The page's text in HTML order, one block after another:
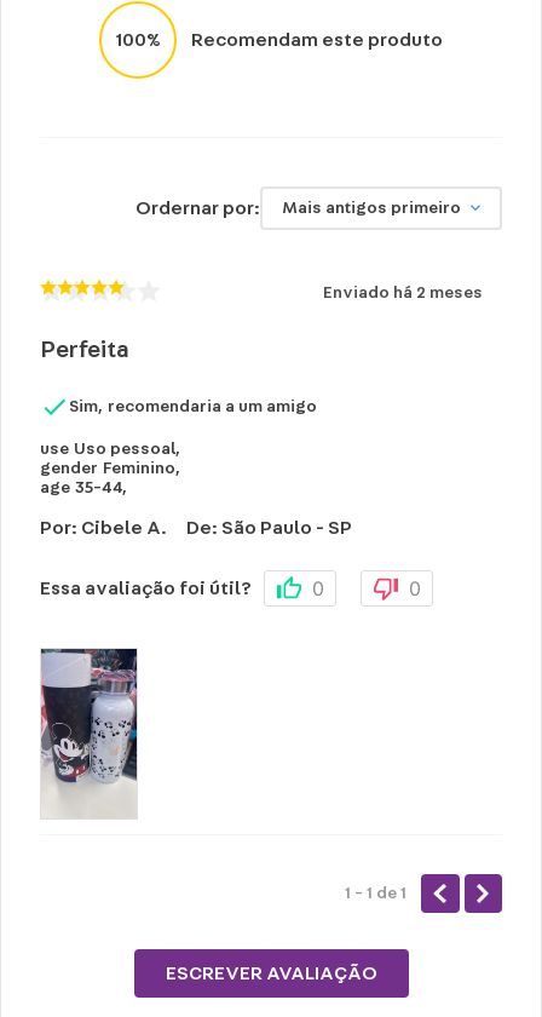
Lavar com água, esponja macia e sabão
neutro.
Não utilizar produtos químicos e abrasivos.
100% Recomendam este produto
Ordernar por: Mais antigos primeiro
Enviado há 2 meses
Perfeita
Sim, recomendaria a um amigo
use Uso pessoal,
gender Feminino,
age 35-44,
Por: Cibele A. De: São Paulo - SP
Essa avaliação foi útil? 0 0
1 - 1 de 1
ESCREVER AVALIAÇÃO